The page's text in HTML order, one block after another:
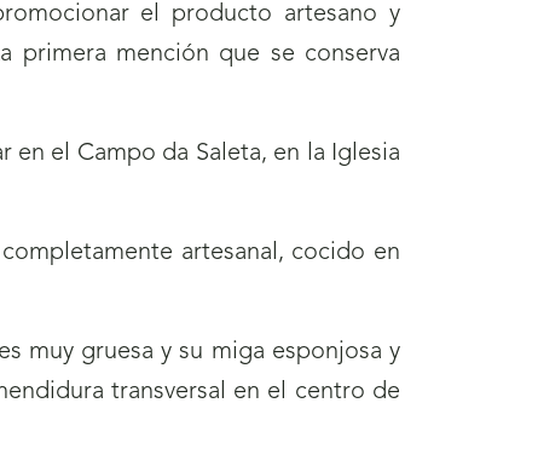
el producto artesano y
primera mención que se conserva
el Campo da Saleta, en la Iglesia
artesanal, cocido en
muy gruesa y su miga esponjosa y
transversal en el centro de